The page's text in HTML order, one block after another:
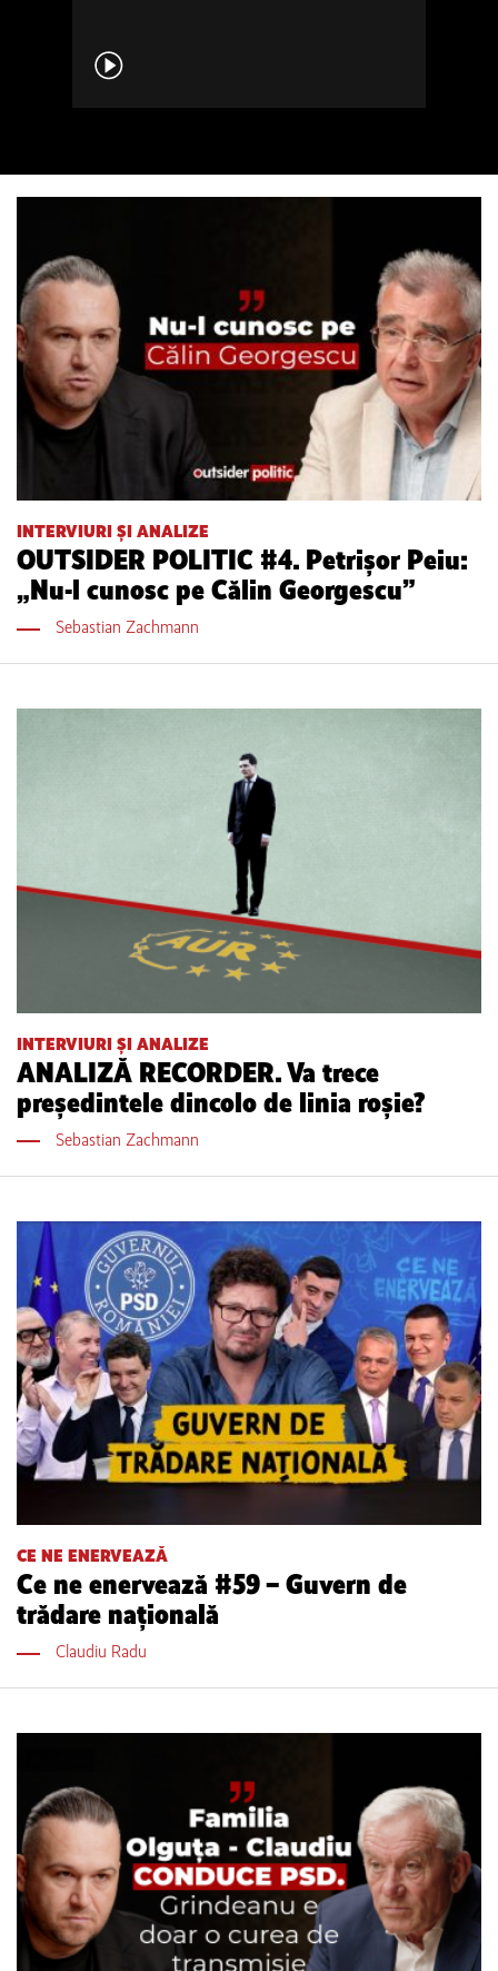
INTERVIURI ȘI ANALIZE
OUTSIDER POLITIC #4. Petrișor Peiu:
„Nu-l cunosc pe Călin Georgescu”
Sebastian Zachmann
INTERVIURI ȘI ANALIZE
ANALIZĂ RECORDER. Va trece
președintele dincolo de linia roșie?
Sebastian Zachmann
CE NE ENERVEAZĂ
Ce ne enervează #59 – Guvern de
trădare națională
Claudiu Radu